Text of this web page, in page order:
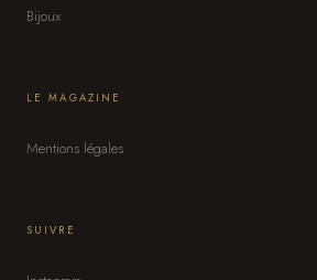
Bijoux
LE MAGAZINE
Mentions légales
SUIVRE